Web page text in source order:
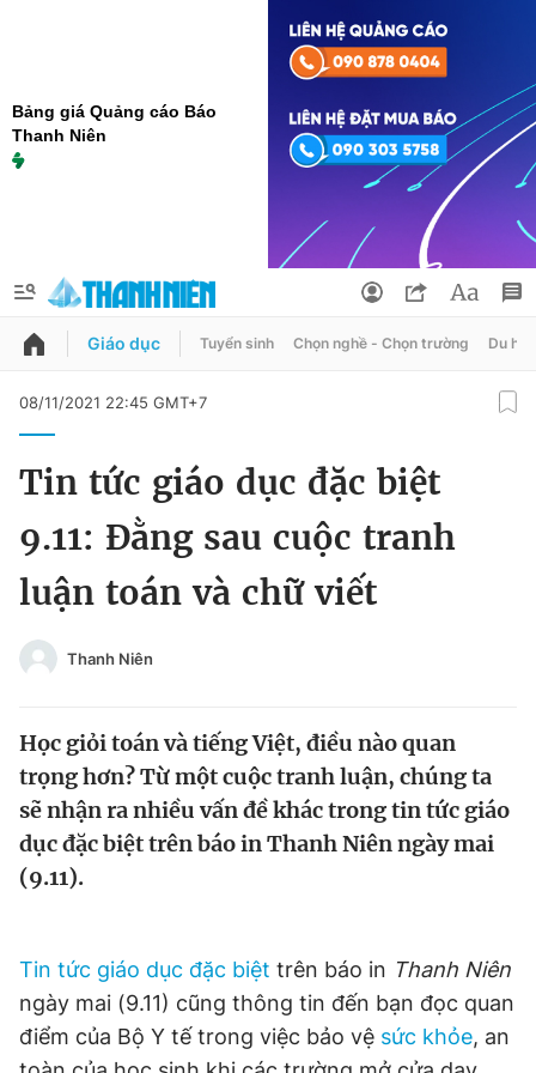
Bảng giá Quảng cáo Báo
Thanh Niên
QUẢNG CÁO ĐẶT BÁO
Chuyên mục khác
Chào ngày mới
Video Magazine
Sản phẩm khác
Thông tin tòa soạn Liên hệ quảng cáo
Đổi mật khẩu
Tin đã lưu
Tin đã xem
Đăng xuất
Giáo dục Tuyển sinh Chọn nghề - Chọn trường Du học
08/11/2021 22:45 GMT+7
Tin tức giáo dục đặc biệt
9.11: Đằng sau cuộc tranh
luận toán và chữ viết
Thanh Niên
Học giỏi toán và tiếng Việt, điều nào quan
trọng hơn? Từ một cuộc tranh luận, chúng ta
sẽ nhận ra nhiều vấn đề khác trong tin tức giáo
dục đặc biệt trên báo in Thanh Niên ngày mai
(9.11).
Tin tức giáo dục đặc biệt trên báo in Thanh Niên
ngày mai (9.11) cũng thông tin đến bạn đọc quan
điểm của Bộ Y tế trong việc bảo vệ sức khỏe, an